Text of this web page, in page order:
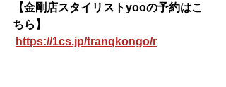
【金剛店スタイリストyooの予約はこ
ちら】
https://1cs.jp/tranqkongo/r